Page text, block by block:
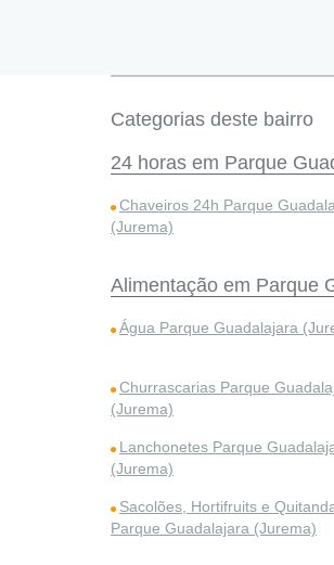
Categorias deste bairro
24 horas em Parque
Chaveiros 24h Parque
(Jurema)
Alimentação em Parque
Água Parque Guadalajara
Churrascarias Parque
(Jurema)
Lanchonetes Parque
(Jurema)
Sacolões, Hortifruits e
Parque Guadalajara (Jurema)